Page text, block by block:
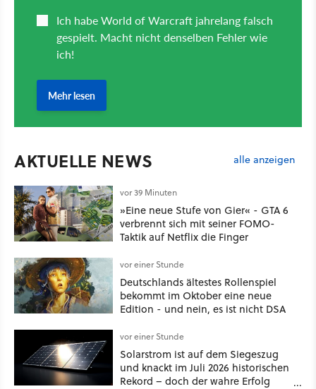
AKTUELLE NEWS alle anzeigen
vor 39 Minuten
»Eine neue Stufe von Gier« - GTA 6
verbrennt sich mit seiner FOMO-
Taktik auf Netflix die Finger
vor einer Stunde
Deutschlands ältestes Rollenspiel
bekommt im Oktober eine neue
Edition - und nein, es ist nicht DSA
vor einer Stunde
Solarstrom ist auf dem Siegeszug
und knackt im Juli 2026 historischen
Rekord – doch der wahre Erfolg